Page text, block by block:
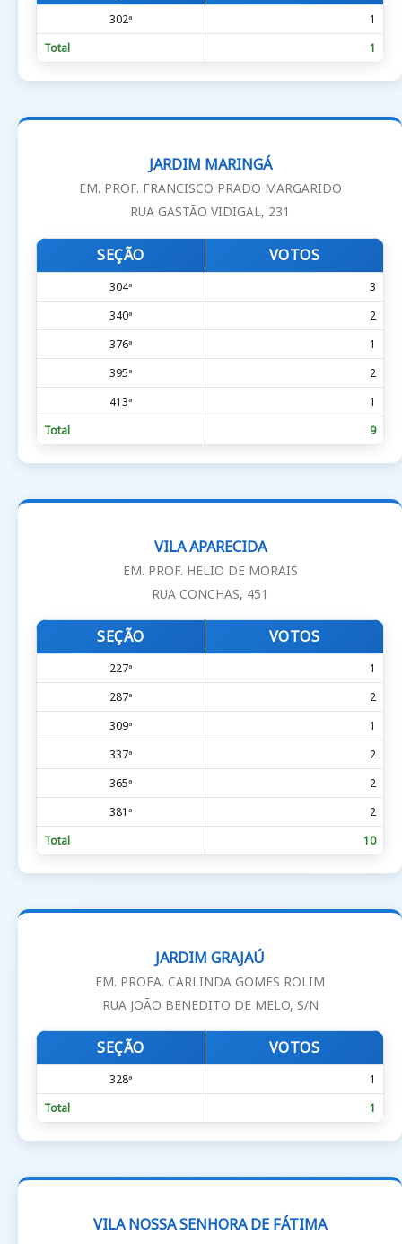
302ª
1
Total
1
JARDIM MARINGÁ
EM. PROF. FRANCISCO PRADO MARGARIDO
RUA GASTÃO VIDIGAL, 231
SEÇÃO VOTOS
304ª
3
340ª
2
376ª
1
395ª
2
413ª
1
Total
9
VILA APARECIDA
EM. PROF. HELIO DE MORAIS
RUA CONCHAS, 451
SEÇÃO VOTOS
227ª
1
287ª
2
309ª
1
337ª
2
365ª
2
381ª
2
Total
10
JARDIM GRAJAÚ
EM. PROFA. CARLINDA GOMES ROLIM
RUA JOÃO BENEDITO DE MELO, S/N
SEÇÃO VOTOS
328ª
1
Total
1
VILA NOSSA SENHORA DE FÁTIMA